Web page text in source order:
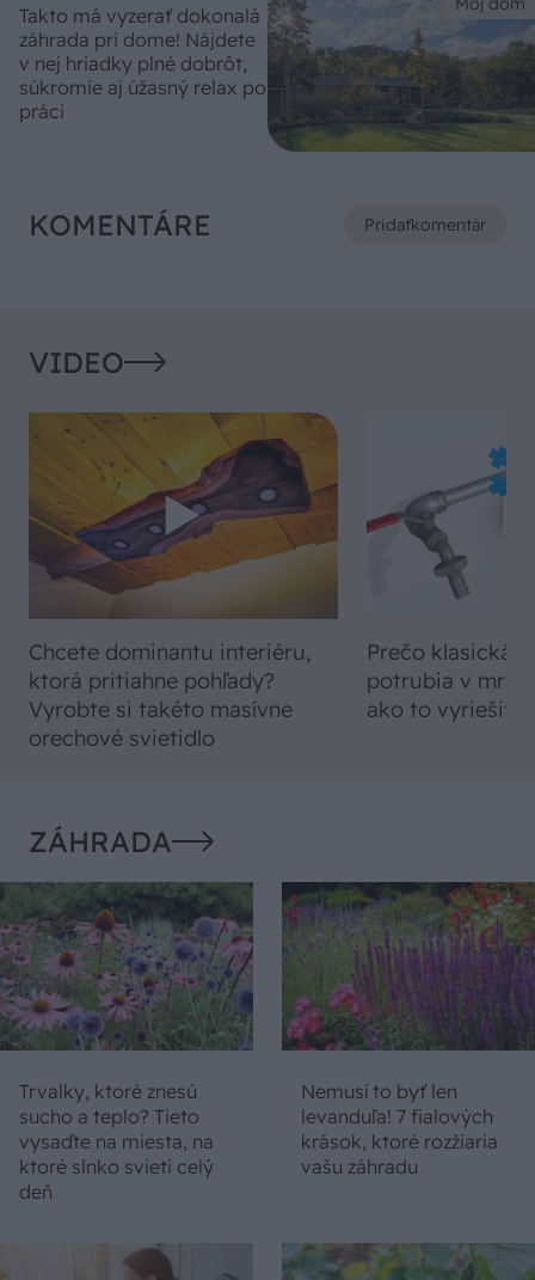
Takto má vyzerať dokonalá
záhrada pri dome! Nájdete
v nej hriadky plné dobrôt,
súkromie aj úžasný relax po
práci
KOMENTÁRE Pridaťkomentár
VIDEO
Chcete dominantu interiéru,
ktorá pritiahne pohľady?
Vyrobte si takéto masívne
orechové svietidlo
Prečo klasická
potrubia v
ako to vyriešiť
ZÁHRADA
Trvalky, ktoré znesú
sucho a teplo? Tieto
vysaďte na miesta, na
ktoré slnko svieti celý
deň
Nemusí to byť len
levanduľa! 7 fialových
krások, ktoré rozžiaria
vašu záhradu